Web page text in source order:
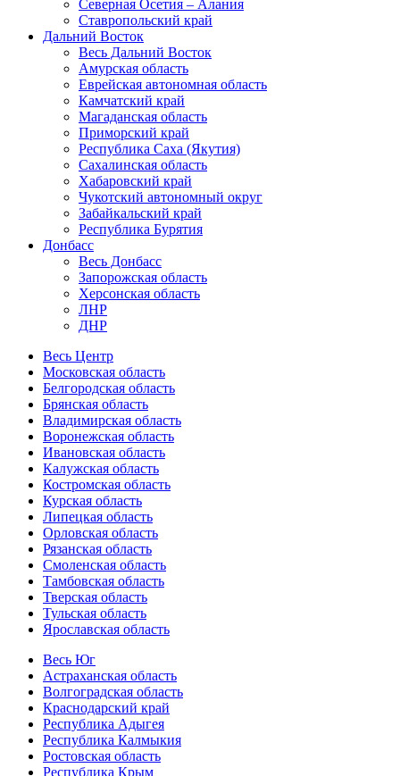
Северная Осетия – Алания
Ставропольский край
Дальний Восток
Весь Дальний Восток
Амурская область
Еврейская автономная область
Камчатский край
Магаданская область
Приморский край
Республика Саха (Якутия)
Сахалинская область
Хабаровский край
Чукотский автономный округ
Забайкальский край
Республика Бурятия
Донбасс
Весь Донбасс
Запорожская область
Херсонская область
ЛНР
ДНР
Весь Центр
Московская область
Белгородская область
Брянская область
Владимирская область
Воронежская область
Ивановская область
Калужская область
Костромская область
Курская область
Липецкая область
Орловская область
Рязанская область
Смоленская область
Тамбовская область
Тверская область
Тульская область
Ярославская область
Весь Юг
Астраханская область
Волгоградская область
Краснодарский край
Республика Адыгея
Республика Калмыкия
Ростовская область
Республика Крым